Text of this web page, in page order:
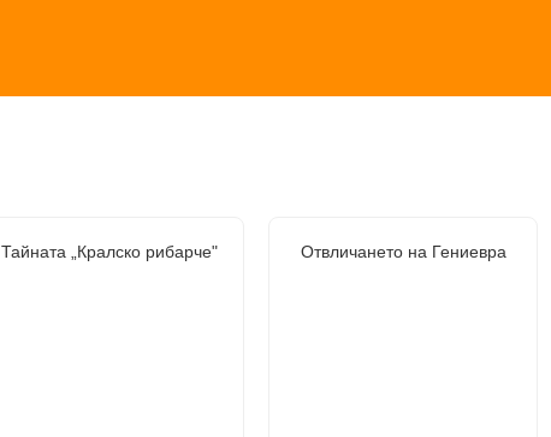
Тайната „Кралско рибарче" Отвличането на Гениевра